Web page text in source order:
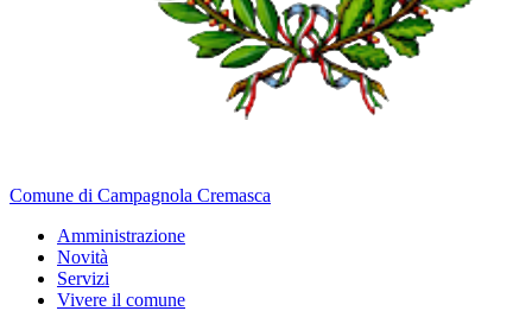
Comune di Campagnola Cremasca
Amministrazione
Novità
Servizi
Vivere il comune